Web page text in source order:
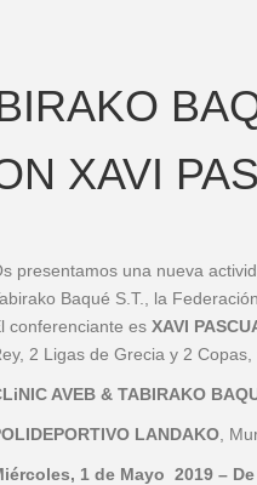
XAVI
presentamos una nueva
Baqué S.T., la
conferenciante es XAVI
2 Ligas de Grecia y 2
AVEB & TABIRAKO
LANDAKO ,
, 1 de Mayo 2019 –